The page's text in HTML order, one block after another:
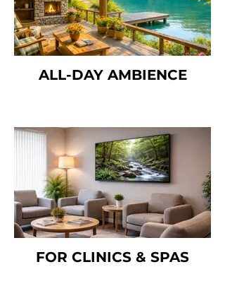
ALL-DAY AMBIENCE
FOR CLINICS & SPAS